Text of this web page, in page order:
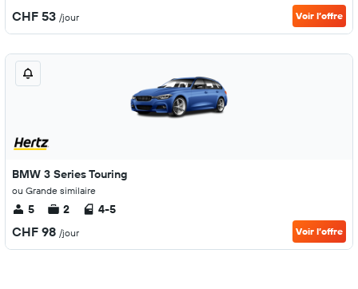
CHF 53 /jour Voir l’offre
BMW 3 Series Touring
ou Grande similaire
5 2 4-5
CHF 98 /jour Voir l’offre